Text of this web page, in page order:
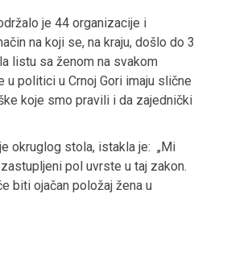
je 44 organizacije i
na koji se, na kraju, došlo do 3
listu sa ženom na svakom
politici u Crnoj Gori imaju slične
koje smo pravili i da zajednički
okruglog stola, istakla je: „Mi
pol uvrste u taj zakon.
biti ojačan položaj žena u